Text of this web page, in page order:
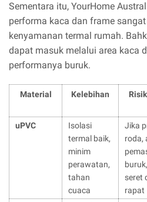
Sementara itu, YourHome
performa kaca dan frame
kenyamanan termal rumah.
dapat masuk melalui area kaca
performanya buruk.
Material Kelebihan
uPVC
Isolasi
termal baik,
minim
perawatan,
tahan
cuaca
Jika
roda,
seret
rapat